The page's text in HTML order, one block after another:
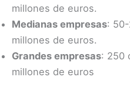
millones de euros.
Medianas empresas:
millones de euros.
Grandes empresas: 250
millones de euros